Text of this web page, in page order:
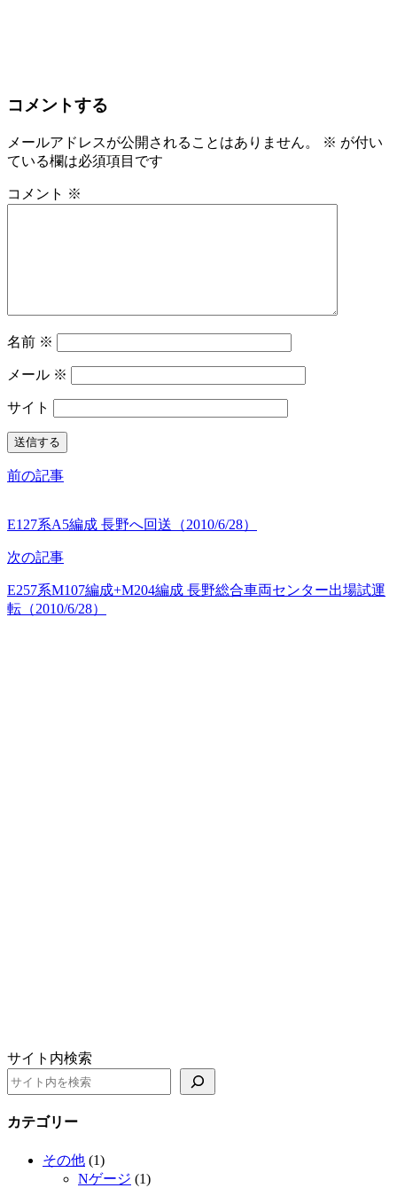
コメントする
メールアドレスが公開されることはありません。 ※ が付い
ている欄は必須項目です
コメント ※
名前 ※
メール ※
サイト
前の記事
E127系A5編成 長野へ回送（2010/6/28）
次の記事
E257系M107編成+M204編成 長野総合車両センター出場試運
転（2010/6/28）
サイト内検索
カテゴリー
その他 (1)
Nゲージ (1)